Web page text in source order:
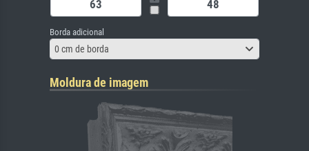
Borda adicional
0 cm de borda
Moldura de imagem